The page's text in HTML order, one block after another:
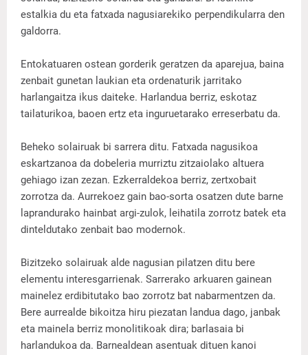
estalkia du eta fatxada nagusiarekiko perpendikularra den
galdorra.
Entokatuaren ostean gorderik geratzen da aparejua, baina
zenbait gunetan laukian eta ordenaturik jarritako
harlangaitza ikus daiteke. Harlandua berriz, eskotaz
tailaturikoa, baoen ertz eta inguruetarako erreserbatu da.
Beheko solairuak bi sarrera ditu. Fatxada nagusikoa
eskartzanoa da dobeleria murriztu zitzaiolako altuera
gehiago izan zezan. Ezkerraldekoa berriz, zertxobait
zorrotza da. Aurrekoez gain bao-sorta osatzen dute barne
laprandurako hainbat argi-zulok, leihatila zorrotz batek eta
dinteldutako zenbait bao modernok.
Bizitzeko solairuak alde nagusian pilatzen ditu bere
elementu interesgarrienak. Sarrerako arkuaren gainean
mainelez erdibitutako bao zorrotz bat nabarmentzen da.
Bere aurrealde bikoitza hiru piezatan landua dago, janbak
eta mainela berriz monolitikoak dira; barlasaia bi
harlandukoa da. Barnealdean asentuak dituen kanoi